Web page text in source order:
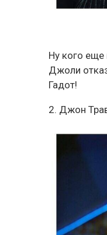
Ну кого
Джоли
Гадот!
2. Джон